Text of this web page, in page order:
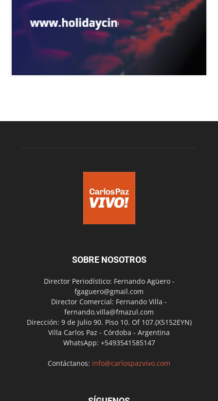
SOBRE NOSOTROS
Director Periodístico: Fernando Agüero -
fgaguero@gmail.com
Director Comercial: Fernando Villa -
fernando.villa@fmazul.com
Dirección: 9 de Julio 90. Piso 10. Of 107.(X5152EYN)
Villa Carlos Paz - Córdoba - Argentina
WhatsApp: +5493541585147
Contáctanos: info@carlospazvivo.com